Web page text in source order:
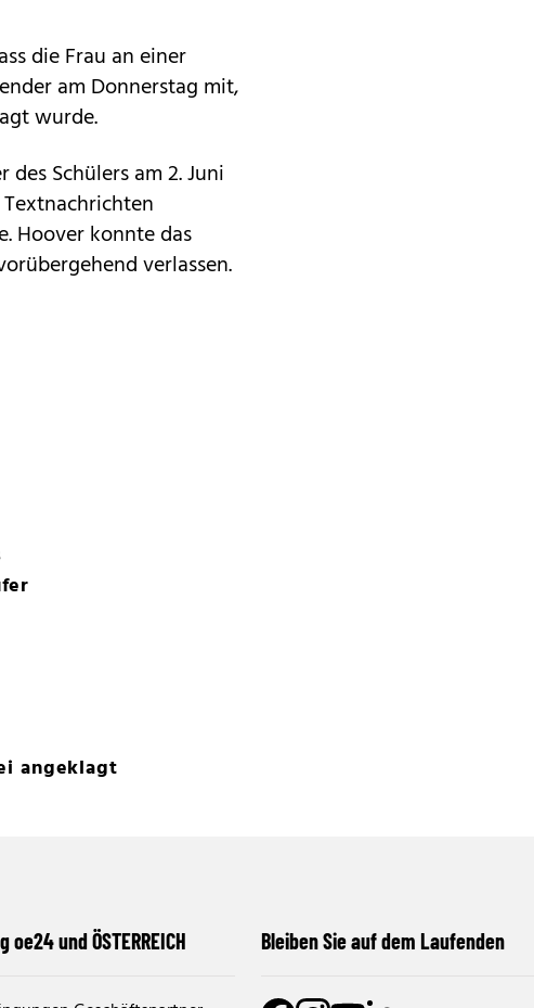
die Frau an einer
am Donnerstag mit,
wurde.
Schülers am 2. Juni
Hoover konnte das
verlassen.
angeklagt
oe24 und ÖSTERREICH Bleiben Sie auf dem Laufenden